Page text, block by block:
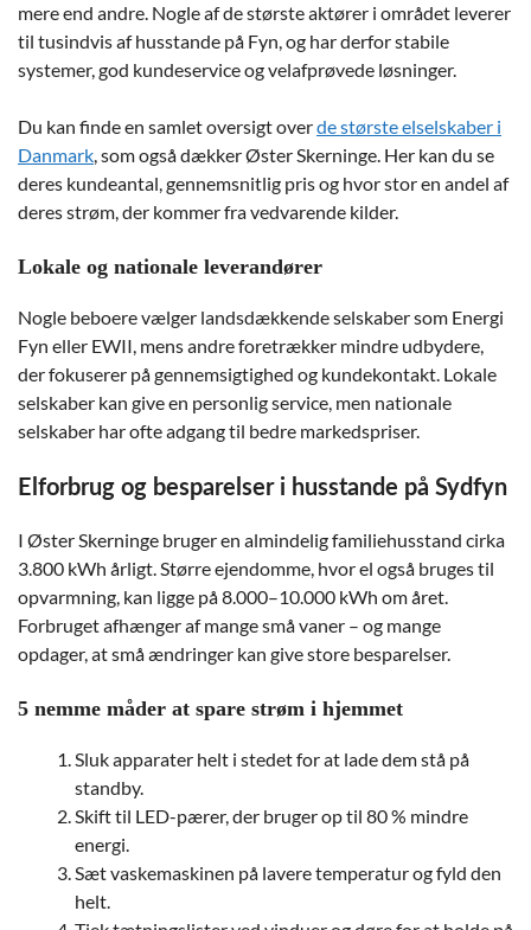
mere end andre. Nogle af de største aktører i området leverer
til tusindvis af husstande på Fyn, og har derfor stabile
systemer, god kundeservice og velafprøvede løsninger.
Du kan finde en samlet oversigt overde største elselskaber i
Danmark, som også dækker Øster Skerninge. Her kan du se
deres kundeantal, gennemsnitlig pris og hvor stor en andel af
deres strøm, der kommer fra vedvarende kilder.
Lokale og nationale leverandører
Nogle beboere vælger landsdækkende selskaber som Energi
Fyn eller EWII, mens andre foretrækker mindre udbydere,
der fokuserer på gennemsigtighed og kundekontakt. Lokale
selskaber kan give en personlig service, men nationale
selskaber har ofte adgang til bedre markedspriser.
Elforbrug og besparelser i husstande på Sydfyn
I Øster Skerninge bruger en almindelig familiehusstand cirka
3.800 kWh årligt. Større ejendomme, hvor el også bruges til
opvarmning, kan ligge på 8.000–10.000 kWh om året.
Forbruget afhænger af mange små vaner – og mange
opdager, at små ændringer kan give store besparelser.
5 nemme måder at spare strøm i hjemmet
Sluk apparater helt i stedet for at lade dem stå på
standby.
Skift til LED-pærer, der bruger op til 80 % mindre
energi.
Sæt vaskemaskinen på lavere temperatur og fyld den
helt.